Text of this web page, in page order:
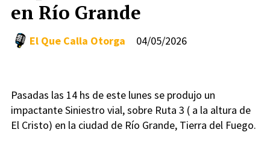
en Río Grande
Pasadas las 14 hs de este lunes se produjo un
impactante Siniestro vial, sobre Ruta 3 ( a la altura de
El Cristo) en la ciudad de Río Grande, Tierra del Fuego.
04/05/2026
El Que Calla Otorga